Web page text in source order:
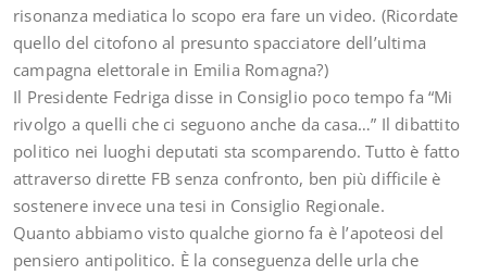
risonanza mediatica lo scopo era fare un video. (Ricordate
quello del citofono al presunto spacciatore dell’ultima
campagna elettorale in Emilia Romagna?)
Il Presidente Fedriga disse in Consiglio poco tempo fa “Mi
rivolgo a quelli che ci seguono anche da casa…” Il dibattito
politico nei luoghi deputati sta scomparendo. Tutto è fatto
attraverso dirette FB senza confronto, ben più difficile è
sostenere invece una tesi in Consiglio Regionale.
Quanto abbiamo visto qualche giorno fa è l’apoteosi del
pensiero antipolitico. È la conseguenza delle urla che